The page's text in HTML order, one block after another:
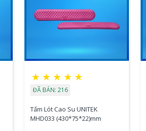
★ ★ ★ ★ ★
ĐÃ BÁN: 216
Tấm Lót Cao Su UNITEK
MHD033 (430*75*22)mm